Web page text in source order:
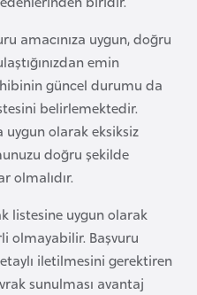
amacınıza uygun, doğru
emin
güncel durumu da
belirlemektedir.
uygun olarak eksiksiz
doğru şekilde
olmalıdır.
listesine uygun olarak
olmayabilir. Başvuru
iletilmesini gerektiren
sunulması avantaj